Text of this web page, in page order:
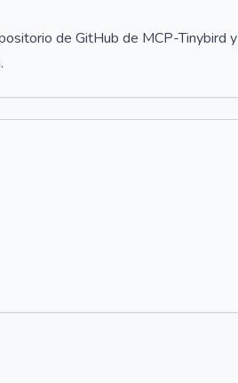
de GitHub de MCP-Tinybird y